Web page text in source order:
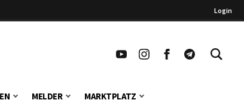
Login
MELDER MARKTPLATZ